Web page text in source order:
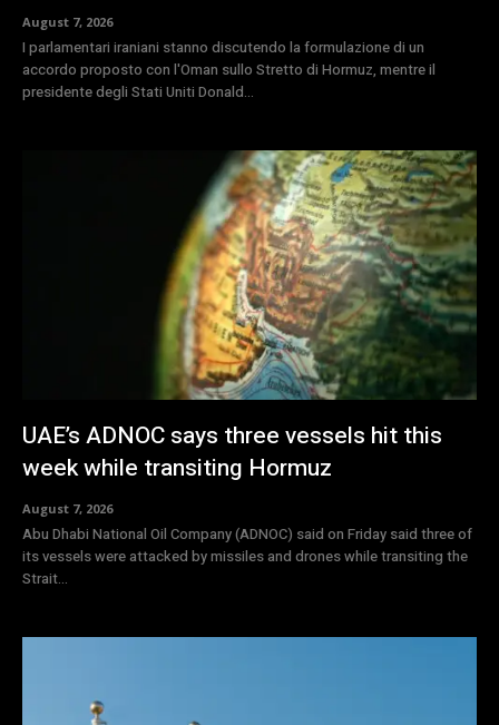
August 7, 2026
I parlamentari iraniani stanno discutendo la formulazione di un
accordo proposto con l'Oman sullo Stretto di Hormuz, mentre il
presidente degli Stati Uniti Donald...
UAE’s ADNOC says three vessels hit this
week while transiting Hormuz
August 7, 2026
Abu Dhabi National Oil Company (ADNOC) said on Friday said three of
its vessels were attacked by missiles and drones while transiting the
Strait...